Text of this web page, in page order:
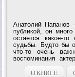
Анатолий Папанов
публикой, он
остается какое-
судьбы. Будто бы
что-то очень
воспоминания
забавные и не
КнигаО КНИГЕ